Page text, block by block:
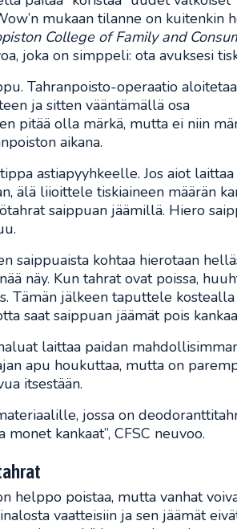
mukaan tilanne on kuitenkin
College of Family and
joka on simppeli: ota avuksesi
Tahranpoisto-operaatio
ja sitten vääntämällä osa
pitää olla märkä, mutta ei niin
aikana.
astiapyyhkeelle. Jos aiot laittaa
älä liioittele tiskiaineen määrän
saippuan jäämillä. Hiero
saippuaista kohtaa hierotaan
näy. Kun tahrat ovat poissa,
Tämän jälkeen taputtele kostealla
saat saippuan jäämät pois
laittaa paidan
apu houkuttaa, mutta on
itsestään.
jossa on
kankaat”, CFSC neuvoo.
helppo poistaa, mutta vanhat
vaatteisiin ja sen jäämät